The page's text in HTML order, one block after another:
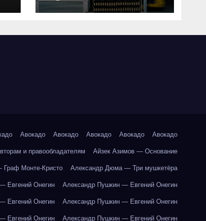
критерии подбора
Авокадо Авокадо Авокадо Авокадо Авокадо
и правообладателям Айзек Азимов — Основание
Монте-Кристо Александр Дюма — Три мушкетёра
Евгений Онегин Александр Пушкин — Евгений Онегин
Евгений Онегин Александр Пушкин — Евгений Онегин
Евгений Онегин Александр Пушкин — Евгений Онегин